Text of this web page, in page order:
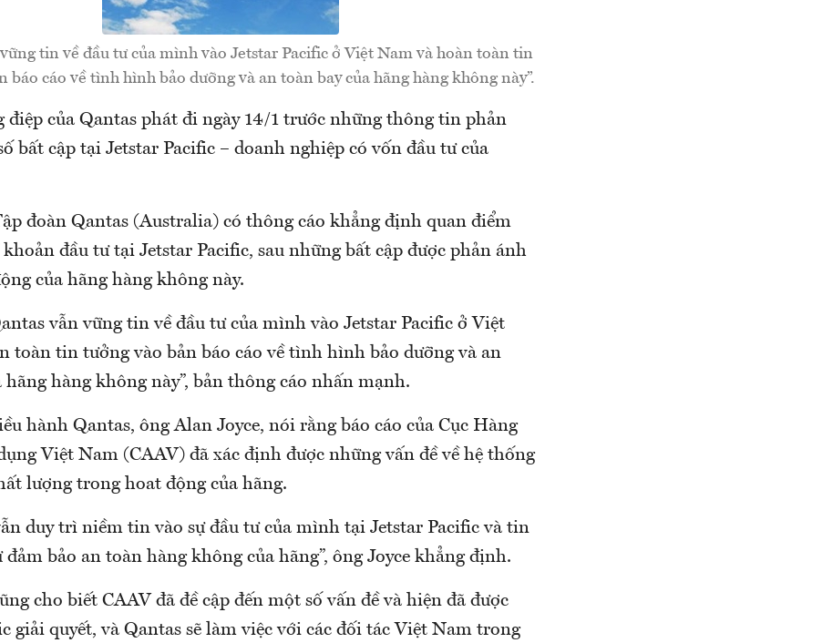
tin về đầu tư của mình vào Jetstar Pacific ở Việt Nam và hoàn toàn tin
báo cáo về tình hình bảo dưỡng và an toàn bay của hãng hàng không này”.
điệp của Qantas phát đi ngày 14/1 trước những thông tin phản
bất cập tại Jetstar Pacific – doanh nghiệp có vốn đầu tư của
đoàn Qantas (Australia) có thông cáo khẳng định quan điểm
đầu tư tại Jetstar Pacific, sau những bất cập được phản ánh
của hãng hàng không này.
vẫn vững tin về đầu tư của mình vào Jetstar Pacific ở Việt
toàn tin tưởng vào bản báo cáo về tình hình bảo dưỡng và an
hãng hàng không này”, bản thông cáo nhấn mạnh.
hành Qantas, ông Alan Joyce, nói rằng báo cáo của Cục Hàng
Việt Nam (CAAV) đã xác định được những vấn đề về hệ thống
lượng trong hoat động của hãng.
duy trì niềm tin vào sự đầu tư của mình tại Jetstar Pacific và tin
đảm bảo an toàn hàng không của hãng”, ông Joyce khẳng định.
cho biết CAAV đã đề cập đến một số vấn đề và hiện đã được
giải quyết, và Qantas sẽ làm việc với các đối tác Việt Nam trong